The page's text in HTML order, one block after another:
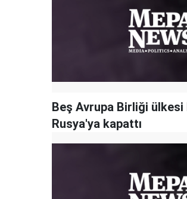
Beş Avrupa Birliği ülkesi
Rusya'ya kapattı